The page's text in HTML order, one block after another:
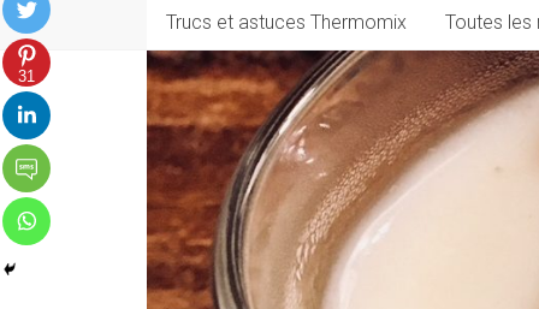
Trucs et astuces Thermomix Toutes les
31